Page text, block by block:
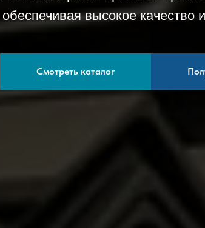
обеспечивая высокое качество
Смотреть каталог